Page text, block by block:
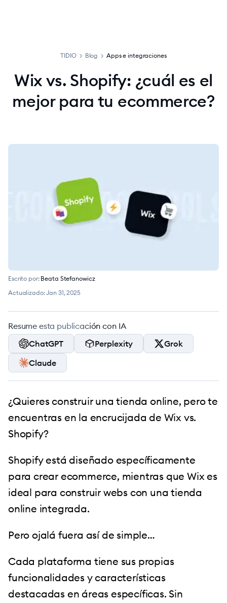
TIDIO > Blog > Apps e integraciones
Wix vs. Shopify: ¿cuál es el
mejor para tu ecommerce?
Escrito por: Beata Stefanowicz
Actualizado:Jan 31, 2025
Resume esta publicación con IA
ChatGPT
Perplexity
Grok
Claude
¿Quieres construir una tienda online, pero te
encuentras en la encrucijada de Wix vs.
Shopify?
Shopify está diseñado específicamente
para crear ecommerce, mientras que Wix es
ideal para construir webs con una tienda
online integrada.
Pero ojalá fuera así de simple…
Cada plataforma tiene sus propias
funcionalidades y características
destacadas en áreas específicas. Sin